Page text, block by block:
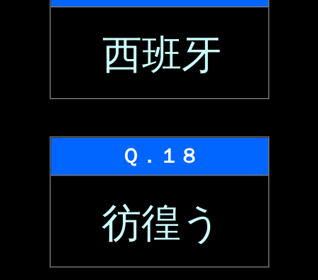
西班牙
Ｑ．１８
彷徨う